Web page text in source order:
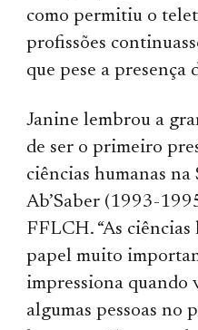
como permitiu o
profissões
que pese a presença
Janine lembrou a
de ser o primeiro
ciências humanas na
Ab’Saber (1993-
FFLCH. “As ciências
papel muito
impressiona quando
algumas pessoas no